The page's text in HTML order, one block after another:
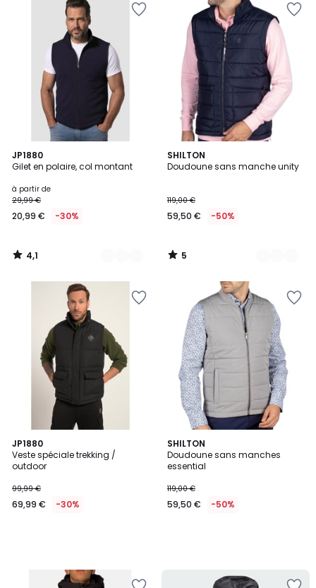
JP1880
Gilet en polaire, col montant
à partir de
29,99 €
20,99 € -30%
4,1
/ 5
4
Couleurs
4,1
/
SHILTON
Doudoune sans manche unity
119,00 €
59,50 € -50%
5
/
3
Couleurs
5
/
JP1880
Veste spéciale trekking /
outdoor
99,99 €
69,99 € -30%
SHILTON
Doudoune sans manches
essential
119,00 €
59,50 € -50%